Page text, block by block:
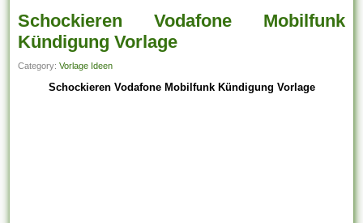
Schockieren Vodafone Mobilfunk
Kündigung Vorlage
Category:Vorlage Ideen
Schockieren Vodafone Mobilfunk Kündigung Vorlage